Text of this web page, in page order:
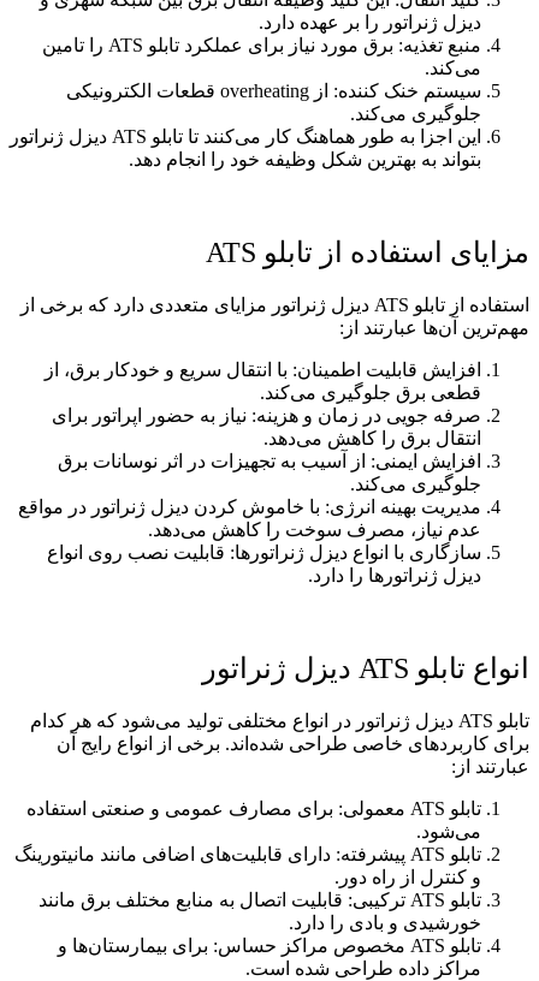
دیزل ژنراتور را بر عهده دارد.
منبع تغذیه: برق مورد نیاز برای عملکرد تابلو ATS را تامین
می‌کند.
سیستم خنک ‌کننده: از overheating قطعات الکترونیکی
جلوگیری می‌کند.
این اجزا به طور هماهنگ کار می‌کنند تا تابلو ATS دیزل ژنراتور
بتواند به بهترین شکل وظیفه خود را انجام دهد.
مزایای استفاده از تابلو ATS
استفاده از تابلو ATS دیزل ژنراتور مزایای متعددی دارد که برخی از
مهم‌ترین آن‌ها عبارتند از:
افزایش قابلیت اطمینان: با انتقال سریع و خودکار برق، از
قطعی برق جلوگیری می‌کند.
صرفه ‌جویی در زمان و هزینه: نیاز به حضور اپراتور برای
انتقال برق را کاهش می‌دهد.
افزایش ایمنی: از آسیب به تجهیزات در اثر نوسانات برق
جلوگیری می‌کند.
مدیریت بهینه انرژی: با خاموش کردن دیزل ژنراتور در مواقع
عدم نیاز، مصرف سوخت را کاهش می‌دهد.
سازگاری با انواع دیزل ژنراتورها: قابلیت نصب روی انواع
دیزل ژنراتورها را دارد.
انواع تابلو ATS دیزل ژنراتور
تابلو ATS دیزل ژنراتور در انواع مختلفی تولید می‌شود که هر کدام
برای کاربردهای خاصی طراحی شده‌اند. برخی از انواع رایج آن
عبارتند از:
تابلو ATS معمولی: برای مصارف عمومی و صنعتی استفاده
می‌شود.
تابلو ATS پیشرفته: دارای قابلیت‌های اضافی مانند مانیتورینگ
و کنترل از راه دور.
تابلو ATS ترکیبی: قابلیت اتصال به منابع مختلف برق مانند
خورشیدی و بادی را دارد.
تابلو ATS مخصوص مراکز حساس: برای بیمارستان‌ها و
مراکز داده طراحی شده است.